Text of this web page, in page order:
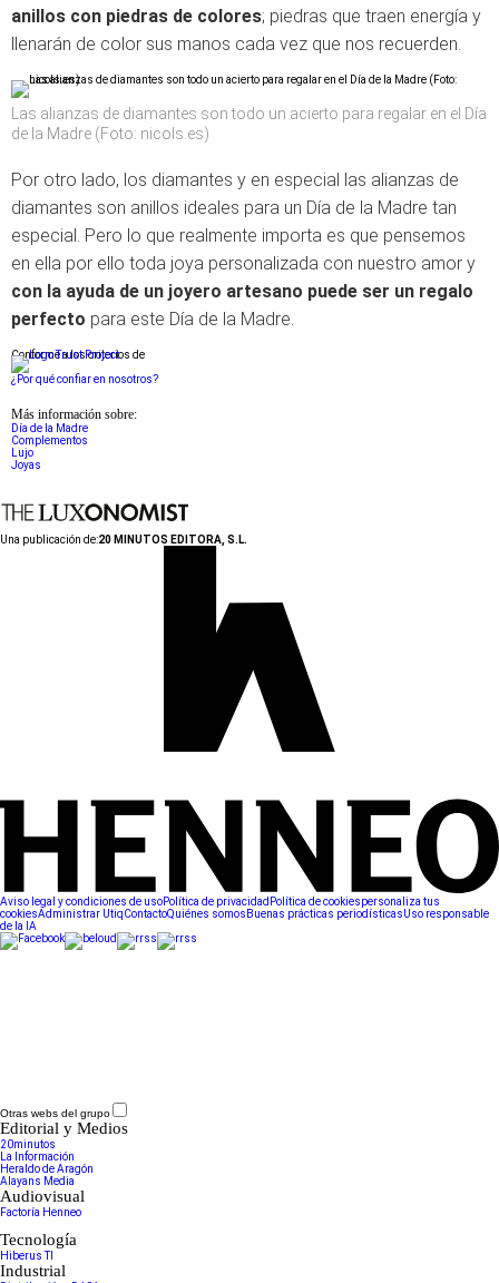
anillos con piedras de colores; piedras que traen energía y
llenarán de color sus manos cada vez que nos recuerden.
Las alianzas de diamantes son todo un acierto para regalar en el Día
de la Madre (Foto: nicols.es)
Por otro lado, los diamantes y en especial las alianzas de
diamantes son anillos ideales para un Día de la Madre tan
especial. Pero lo que realmente importa es que pensemos
en ella por ello toda joya personalizada con nuestro amor y
con la ayuda de un joyero artesano puede ser un regalo
perfecto para este Día de la Madre.
Conforme a los criterios de
¿Por qué confiar en nosotros?
Más información sobre:
Día de la Madre
Complementos
Lujo
Joyas
Una publicación de:20 MINUTOS EDITORA, S.L.
Aviso legal y condiciones de usoPolítica de privacidad Política de cookiespersonaliza tus
cookiesAdministrar UtiqContactoQuiénes somos Buenas prácticas periodísticasUso responsable
de la IA
Otras webs del grupo
Editorial y Medios
20minutos
La Información
Heraldo de Aragón
Alayans Media
Audiovisual
Factoría Henneo
Tecnología
Hiberus TI
Industrial